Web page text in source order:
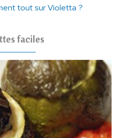
tout sur Violetta ?
faciles